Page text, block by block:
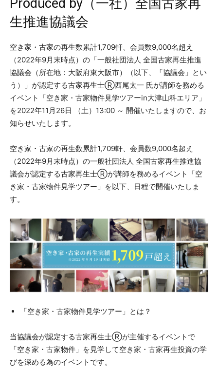
Produced by（一社）全国古家再
生推進協議会
空き家・古家の再生数累計1,709軒、会員数9,000名超え
（2022年9月末時点）の「一般社団法人 全国古家再生推進
協議会（所在地：大阪府東大阪市）（以下、「協議会」とい
う）」が認定する古家再生士Ⓡ西尾太一 氏が講師を務める
イベント「空き家・古家物件見学ツアーin大津山科エリア」
を2022年11月26日 （土）13:00 ～ 開催いたしますので、お
知らせいたします。
空き家・古家の再生数累計1,709軒、会員数9,000名超え
（2022年9月末時点）の一般社団法人 全国古家再生推進協
議会が認定する古家再生士Ⓡが講師を務めるイベント「空
き家・古家物件見学ツアー」を以下、日程で開催いたしま
す。
「空き家・古家物件見学ツアー」とは？
当協議会が認定する古家再生士Ⓡが主催するイベントで
「空き家・古家物件」を見学して空き家・古家再生投資の学
びを深める為のイベントです。